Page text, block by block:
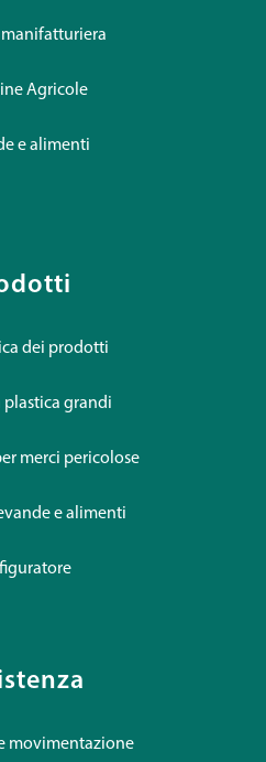
manifatturiera
Agricole
e alimenti
dei prodotti
plastica grandi
merci pericolose
e alimenti
movimentazione